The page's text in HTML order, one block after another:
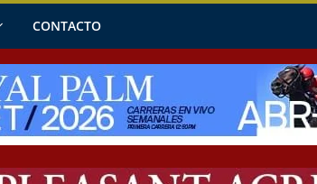
CONTACTO